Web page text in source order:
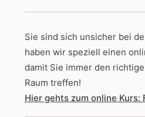
Sie sind sich unsicher bei
haben wir speziell einen
damit Sie immer den
Raum treffen!
Hier gehts zum online